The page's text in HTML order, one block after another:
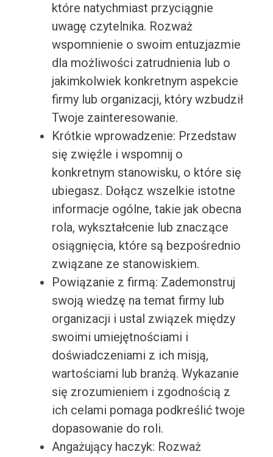
które natychmiast przyciągnie
uwagę czytelnika. Rozważ
wspomnienie o swoim entuzjazmie
dla możliwości zatrudnienia lub o
jakimkolwiek konkretnym aspekcie
firmy lub organizacji, który wzbudził
Twoje zainteresowanie.
Krótkie wprowadzenie: Przedstaw
się zwięźle i wspomnij o
konkretnym stanowisku, o które się
ubiegasz. Dołącz wszelkie istotne
informacje ogólne, takie jak obecna
rola, wykształcenie lub znaczące
osiągnięcia, które są bezpośrednio
związane ze stanowiskiem.
Powiązanie z firmą: Zademonstruj
swoją wiedzę na temat firmy lub
organizacji i ustal związek między
swoimi umiejętnościami i
doświadczeniami z ich misją,
wartościami lub branżą. Wykazanie
się zrozumieniem i zgodnością z
ich celami pomaga podkreślić twoje
dopasowanie do roli.
Angażujący haczyk: Rozważ